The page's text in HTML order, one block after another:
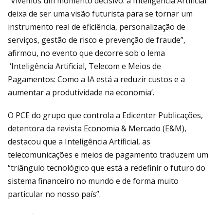
deixa de ser uma visão futurista para se tornar um
instrumento real de eficiência, personalização de
serviços, gestão de risco e prevenção de fraude”,
afirmou, no evento que decorre sob o lema
‘Inteligência Artificial, Telecom e Meios de
Pagamentos: Como a IA está a reduzir custos e a
aumentar a produtividade na economia’.
O PCE do grupo que controla a Edicenter Publicações,
detentora da revista Economia & Mercado (E&M),
destacou que a Inteligência Artificial, as
telecomunicações e meios de pagamento traduzem um
“triângulo tecnológico que está a redefinir o futuro do
sistema financeiro no mundo e de forma muito
particular no nosso país”.